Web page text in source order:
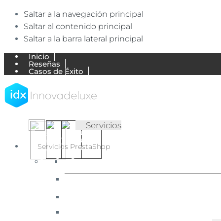
Saltar a la navegación principal
Saltar al contenido principal
Saltar a la barra lateral principal
Inicio
Reseñas
Casos de Éxito
Blog de Ecommerce
EspañolEnglishPortuguês
Ecommerce
【Expertos
expertos
PrestaShop
Servicios
Servicios PrestaShop